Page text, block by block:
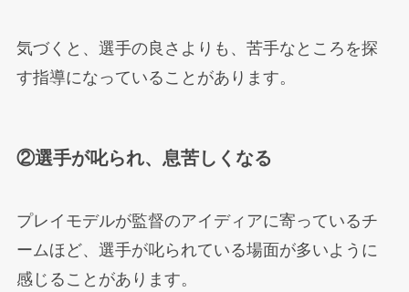
気づくと、選手の良さよりも、苦手なところを探
す指導になっていることがあります。
②選手が叱られ、息苦しくなる
プレイモデルが監督のアイディアに寄っているチ
ームほど、選手が叱られている場面が多いように
感じることがあります。